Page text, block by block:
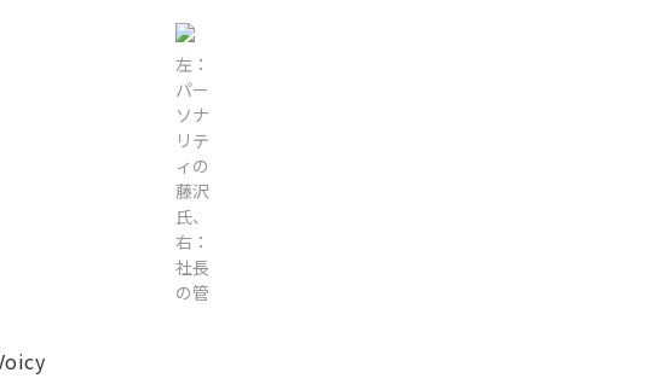
左：
パー
ソナ
リテ
ィの
藤沢
氏、
右：
社長
の管